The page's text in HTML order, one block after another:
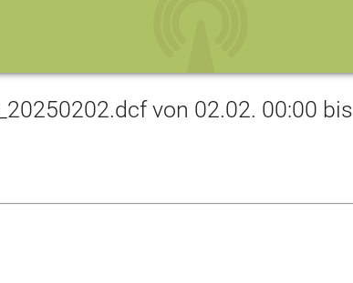
von 02.02. 00:00 bis